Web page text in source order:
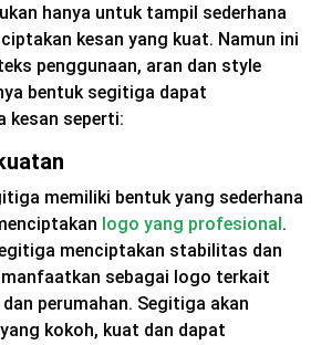
hanya untuk tampil sederhana
kesan yang kuat. Namun ini
penggunaan, aran dan style
bentuk segitiga dapat
kesan seperti:
memiliki bentuk yang sederhana
logo yang profesional.
menciptakan stabilitas dan
sebagai logo terkait
perumahan. Segitiga akan
kokoh, kuat dan dapat